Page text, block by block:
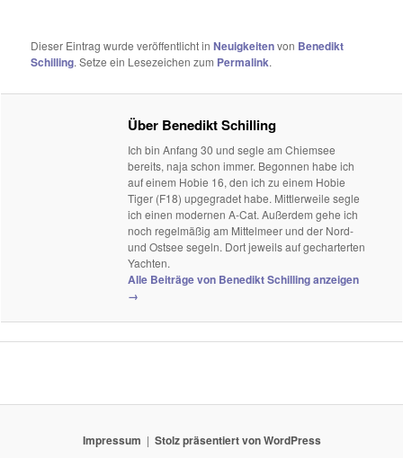
Dieser Eintrag wurde veröffentlicht inNeuigkeitenvon Benedikt
Schilling. Setze ein Lesezeichen zum Permalink.
Über Benedikt Schilling
Ich bin Anfang 30 und segle am Chiemsee
bereits, naja schon immer. Begonnen habe ich
auf einem Hobie 16, den ich zu einem Hobie
Tiger (F18) upgegradet habe. Mittlerweile segle
ich einen modernen A-Cat. Außerdem gehe ich
noch regelmäßig am Mittelmeer und der Nord-
und Ostsee segeln. Dort jeweils auf gecharterten
Yachten.
Alle Beiträge von Benedikt Schilling anzeigen
→
Impressum Stolz präsentiert von WordPress